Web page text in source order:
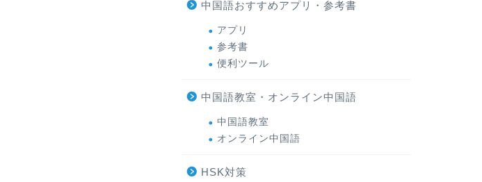
中国語おすすめアプリ・参考書
アプリ
参考書
便利ツール
中国語教室・オンライン中国語
中国語教室
オンライン中国語
HSK対策